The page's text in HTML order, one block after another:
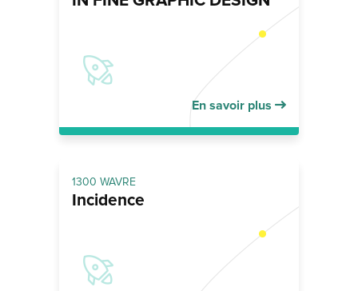
En savoir plus
1300 WAVRE
Incidence